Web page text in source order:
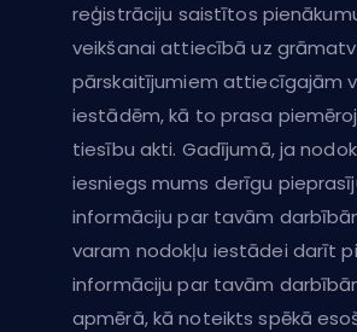
reģistrāciju saistītos
veikšanai attiecībā uz
pārskaitījumiem attiecīgajām
iestādēm, kā to prasa
tiesību akti. Gadījumā, ja
iesniegs mums derīgu
informāciju par tavām
varam nodokļu iestādei darīt
informāciju par tavām
apmērā, kā noteikts spēkā